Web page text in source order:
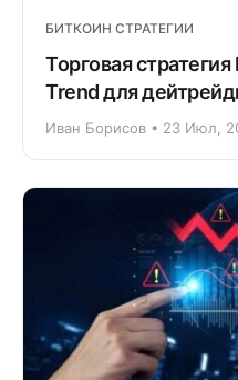
БИТКОИН СТРАТЕГИИ
Торговая
Trend для
Иван Борисов • 23 Июл,